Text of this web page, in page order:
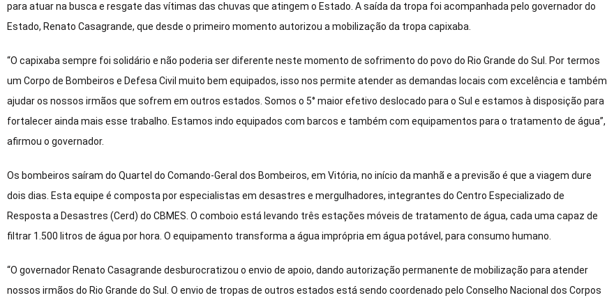
para atuar na busca e resgate das vítimas das chuvas que atingem o Estado. A saída da tropa foi acompanhada pelo governador do
Estado, Renato Casagrande, que desde o primeiro momento autorizou a mobilização da tropa capixaba.
“O capixaba sempre foi solidário e não poderia ser diferente neste momento de sofrimento do povo do Rio Grande do Sul. Por termos
um Corpo de Bombeiros e Defesa Civil muito bem equipados, isso nos permite atender as demandas locais com excelência e também
ajudar os nossos irmãos que sofrem em outros estados. Somos o 5° maior efetivo deslocado para o Sul e estamos à disposição para
fortalecer ainda mais esse trabalho. Estamos indo equipados com barcos e também com equipamentos para o tratamento de água”,
afirmou o governador.
Os bombeiros saíram do Quartel do Comando-Geral dos Bombeiros, em Vitória, no início da manhã e a previsão é que a viagem dure
dois dias. Esta equipe é composta por especialistas em desastres e mergulhadores, integrantes do Centro Especializado de
Resposta a Desastres (Cerd) do CBMES. O comboio está levando três estações móveis de tratamento de água, cada uma capaz de
filtrar 1.500 litros de água por hora. O equipamento transforma a água imprópria em água potável, para consumo humano.
“O governador Renato Casagrande desburocratizou o envio de apoio, dando autorização permanente de mobilização para atender
nossos irmãos do Rio Grande do Sul. O envio de tropas de outros estados está sendo coordenado pelo Conselho Nacional dos Corpos